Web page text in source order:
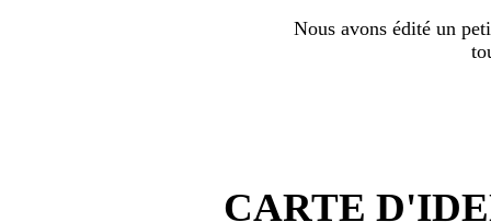
Nous avons édité un
CARTE